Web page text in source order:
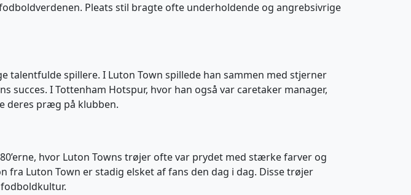
Pleats stil bragte ofte underholdende og angrebsivrige
talentfulde spillere. I Luton Town spillede han sammen med stjerner
succes. I Tottenham Hotspur, hvor han også var caretaker manager,
deres præg på klubben.
hvor Luton Towns trøjer ofte var prydet med stærke farver og
Luton Town er stadig elsket af fans den dag i dag. Disse trøjer